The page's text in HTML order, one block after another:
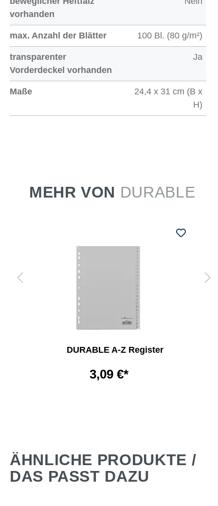
vorhanden
max. Anzahl der Blätter 100 Bl. (80 g/m²)
transparenter
Vorderdeckel vorhanden
Ja
Maße
24,4 x 31 cm (B x
H)
MEHR VON DURABLE
DURABLE A-Z Register
3,09 €*
ÄHNLICHE PRODUKTE /
DAS PASST DAZU